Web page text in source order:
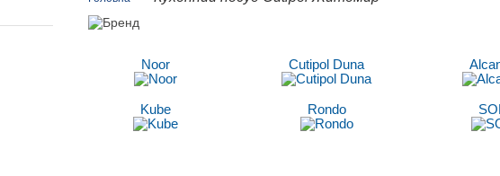
Noor Cutipol Duna
Kube Rondo